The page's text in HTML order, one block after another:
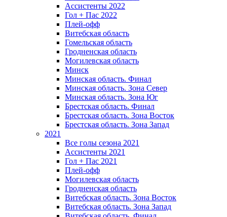
Ассистенты 2022
Гол + Пас 2022
Плей-офф
Витебская область
Гомельская область
Гродненская область
Могилевская область
Минск
Mинская область. Финал
Минская область. Зона Север
Минская область. Зона Юг
Брестская область. Финал
Брестская область. Зона Восток
Брестская область. Зона Запад
2021
Все голы сезона 2021
Ассистенты 2021
Гол + Пас 2021
Плей-офф
Могилевская область
Гродненская область
Витебская область. Зона Восток
Витебская область. Зона Запад